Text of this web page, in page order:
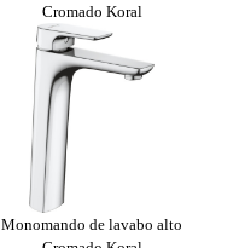
Cromado Koral
Monomando de lavabo alto